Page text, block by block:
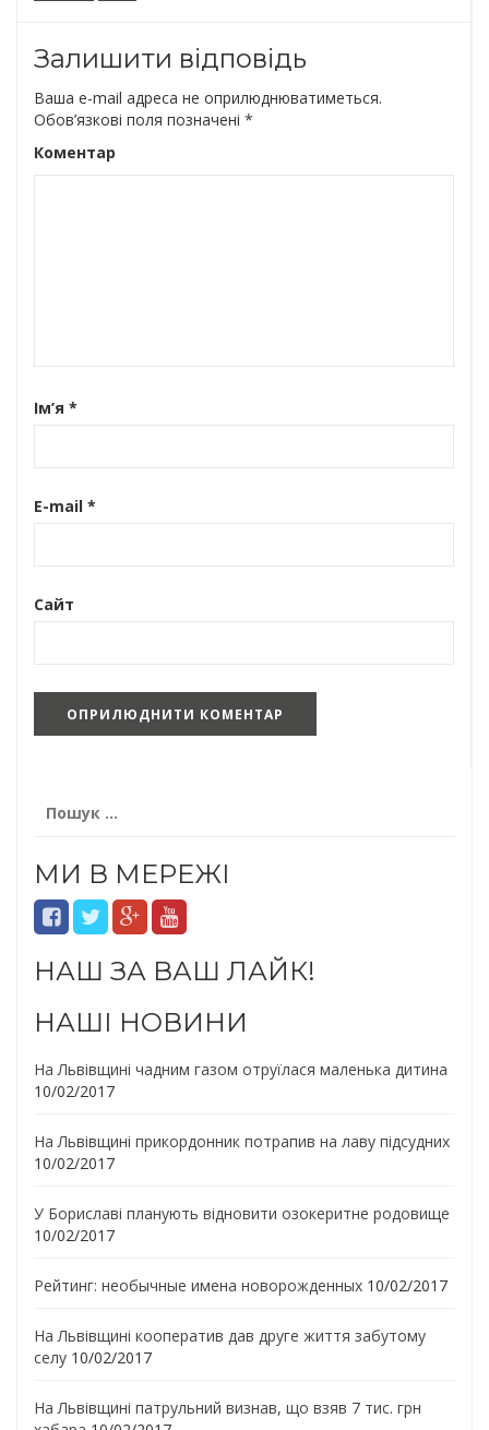
Залишити відповідь
Ваша e-mail адреса не оприлюднюватиметься.
Обов’язкові поля позначені *
Коментар
Ім’я *
E-mail *
Сайт
МИ В МЕРЕЖІ
НАШ ЗА ВАШ ЛАЙК!
НАШІ НОВИНИ
На Львівщині чадним газом отруїлася маленька дитина
10/02/2017
На Львівщині прикордонник потрапив на лаву підсудних
10/02/2017
У Бориславі планують відновити озокеритне родовище
10/02/2017
Рейтинг: необычные имена новорожденных 10/02/2017
На Львівщині кооператив дав друге життя забутому
селу 10/02/2017
На Львівщині патрульний визнав, що взяв 7 тис. грн